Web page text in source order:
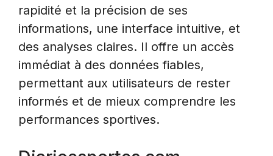
rapidité et la précision de ses
informations, une interface intuitive, et
des analyses claires. Il offre un accès
immédiat à des données fiables,
permettant aux utilisateurs de rester
informés et de mieux comprendre les
performances sportives.